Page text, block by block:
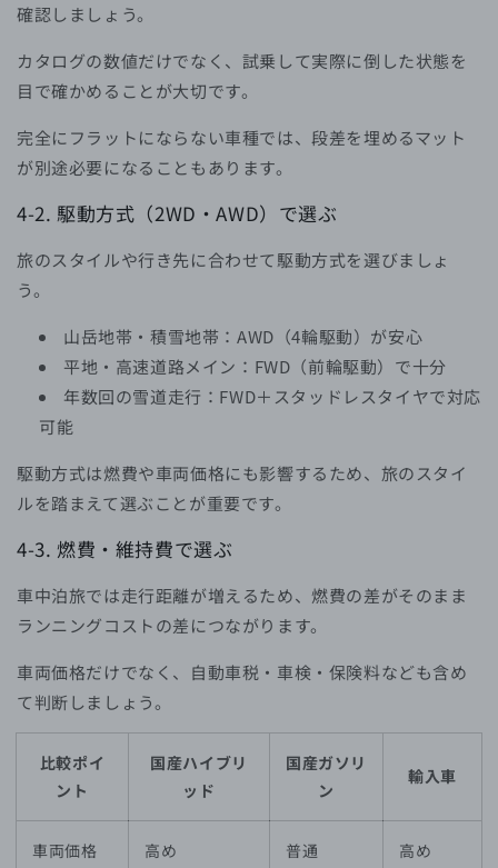
確認しましょう。
カタログの数値だけでなく、試乗して実際に倒した状態を
目で確かめることが大切です。
完全にフラットにならない車種では、段差を埋めるマット
が別途必要になることもあります。
4-2. 駆動方式（2WD・AWD）で選ぶ
旅のスタイルや行き先に合わせて駆動方式を選びましょ
う。
山岳地帯・積雪地帯：AWD（4輪駆動）が安心
平地・高速道路メイン：FWD（前輪駆動）で十分
年数回の雪道走行：FWD＋スタッドレスタイヤで対応
可能
駆動方式は燃費や車両価格にも影響するため、旅のスタイ
ルを踏まえて選ぶことが重要です。
4-3. 燃費・維持費で選ぶ
車中泊旅では走行距離が増えるため、燃費の差がそのまま
ランニングコストの差につながります。
車両価格だけでなく、自動車税・車検・保険料なども含め
て判断しましょう。
比較ポイ
ント
国産ハイブリ
ッド
国産ガソリ
ン
輸入車
車両価格 高め 普通 高め